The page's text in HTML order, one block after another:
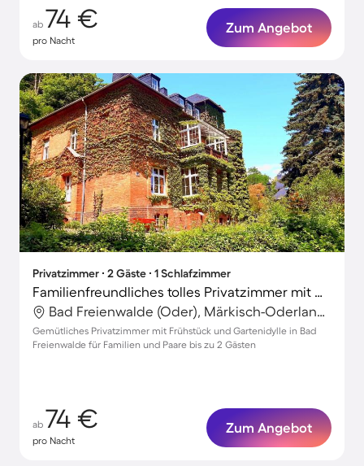
ab 74 €
pro Nacht
Zum Angebot
Privatzimmer ∙ 2 Gäste ∙ 1 Schlafzimmer
Familienfreundliches tolles Privatzimmer mit Garten und Grill
Bad Freienwalde (Oder), Märkisch-Oderland, Deutschland
Gemütliches Privatzimmer mit Frühstück und Gartenidylle in Bad
Freienwalde für Familien und Paare bis zu 2 Gästen
ab 74 €
pro Nacht
Zum Angebot